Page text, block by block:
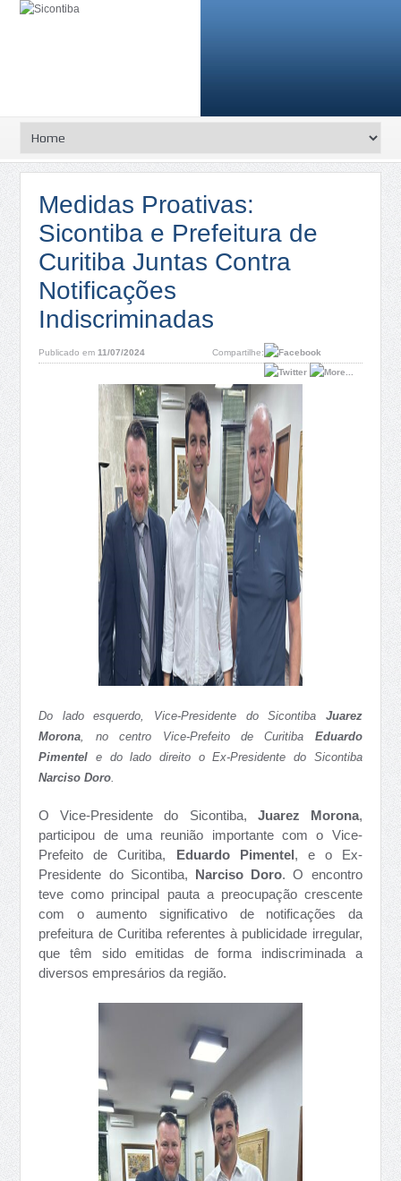
Medidas Proativas:
Sicontiba e Prefeitura de
Curitiba Juntas Contra
Notificações
Indiscriminadas
Publicado em11/07/2024 Compartilhe:
Do lado esquerdo, Vice-Presidente do Sicontiba Juarez
Morona, no centro Vice-Prefeito de Curitiba Eduardo
Pimentel e do lado direito o Ex-Presidente do Sicontiba
Narciso Doro.
O Vice-Presidente do Sicontiba, Juarez Morona,
participou de uma reunião importante com o Vice-
Prefeito de Curitiba, Eduardo Pimentel, e o Ex-
Presidente do Sicontiba, Narciso Doro. O encontro
teve como principal pauta a preocupação crescente
com o aumento significativo de notificações da
prefeitura de Curitiba referentes à publicidade irregular,
que têm sido emitidas de forma indiscriminada a
diversos empresários da região.